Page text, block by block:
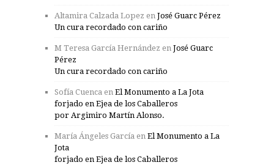
Altamira Calzada Lopez en José Guarc Pérez
Un cura recordado con cariño
M Teresa García Hernández en José Guarc
Pérez
Un cura recordado con cariño
Sofía Cuenca en El Monumento a La Jota
forjado en Ejea de los Caballeros
por Argimiro Martín Alonso.
María Ángeles García en El Monumento a La
Jota
forjado en Ejea de los Caballeros